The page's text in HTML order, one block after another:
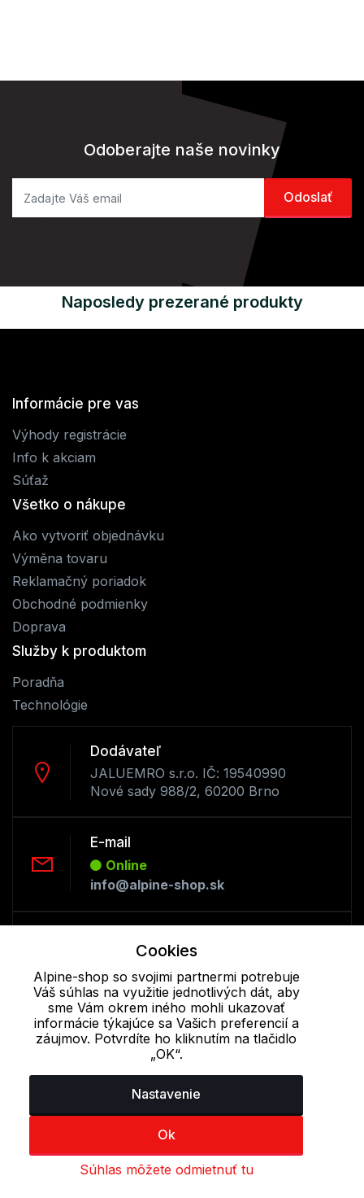
Odoberajte naše novinky
Naposledy prezerané produkty
Informácie pre vas
Výhody registrácie
Info k akciam
Súťaž
Všetko o nákupe
Ako vytvoriť objednávku
Výměna tovaru
Reklamačný poriadok
Obchodné podmienky
Doprava
Služby k produktom
Poradňa
Technológie
Dodávateľ
JALUEMRO s.r.o. IČ: 19540990
Nové sady 988/2, 60200 Brno
E-mail
Online
info@alpine-shop.sk
Offline
+421 277 270 053
Cookie - podrobné nastavenie| Ďalšie informácie|Spracovanie
osobných údajov
Cookies
Alpine-shop so svojimi partnermi potrebuje
Váš súhlas na využitie jednotlivých dát, aby
sme Vám okrem iného mohli ukazovať
informácie týkajúce sa Vašich preferencií a
záujmov. Potvrdíte ho kliknutím na tlačidlo
„OK“.
Nastavenie
Ok
Súhlas môžete odmietnuť tu